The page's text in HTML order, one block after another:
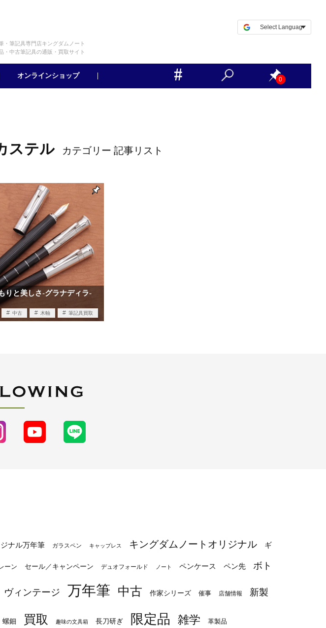
・筆記具専門店キングダムノート
・中古筆記具の通販・買取サイト
オンラインショップ 0
ステル カテゴリー 記事リスト
りと美しさ-グラナディラ-
中古 木軸 筆記具買取
ナル万年筆 ガラスペン キャップレス キングダムノートオリジナル ギ
ーン セール／キャンペーン デュオフォールド ノート ペンケース ペン先 ボト
ヴィンテージ 万年筆 中古 作家シリーズ 催事 店舗情報 新製
螺鈿 買取 趣味の文具箱 長刀研ぎ 限定品 雑学 革製品